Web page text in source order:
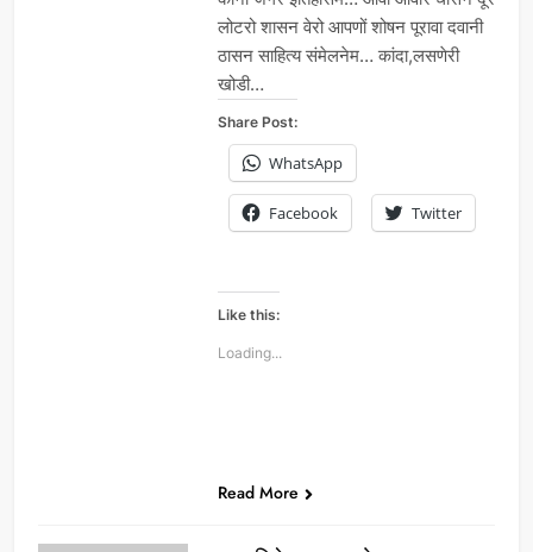
लोटरो शासन वेरो आपणों शोषन पूरावा दवानी
ठासन साहित्य संमेलनेम… कांदा,लसणेरी
खोडी…
Share Post:
WhatsApp
Facebook Twitter
Like this:
Loading...
Read More